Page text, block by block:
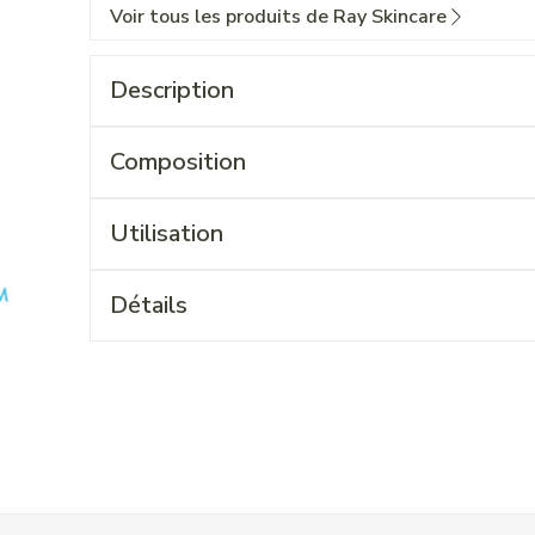
Voir tous les produits de Ray Skincare
Description
Composition
Utilisation
Détails